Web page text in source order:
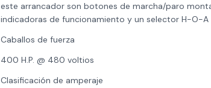
este arrancador son botones de marcha/paro
indicadoras de funcionamiento y un selector H-O-A
Caballos de fuerza
400 H.P. @ 480 voltios
Clasificación de amperaje